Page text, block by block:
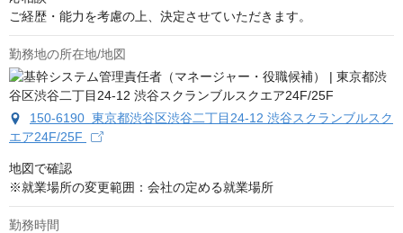
ご経歴・能力を考慮の上、決定させていただきます。
勤務地の所在地/地図
150-6190 東京都渋谷区渋谷二丁目24-12 渋谷スクランブルスク
エア24F/25F
地図で確認
※就業場所の変更範囲：会社の定める就業場所
勤務時間